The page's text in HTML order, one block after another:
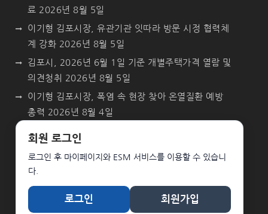
료 2026년 8월 5일
이기형 김포시장, 유관기관 잇따라 방문 시정 협력체
계 강화 2026년 8월 5일
김포시, 2026년 6월 1일 기준 개별주택가격 열람 및
의견청취
2026년 8월 5일
이기형 김포시장, 폭염 속 현장 찾아 온열질환 예방
총력 2026년 8월 4일
회원 로그인
로그인 후 마이페이지와 ESM 서비스를 이용할 수 있습니
다.
로그인 회원가입